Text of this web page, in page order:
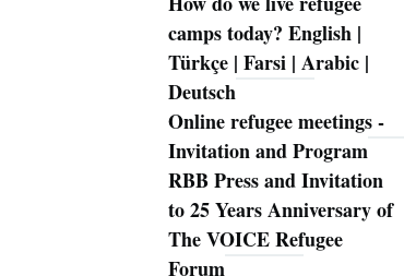
camps today? English |
Türkçe | Farsi | Arabic |
Deutsch
Online refugee meetings -
Invitation and Program
RBB Press and Invitation
to 25 Years Anniversary of
The VOICE Refugee
Forum